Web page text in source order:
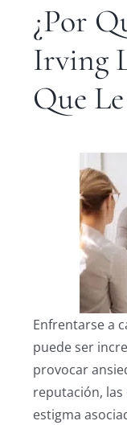
¿Por
Irving
Que
Enfrentarse a
puede ser
provocar
reputación, las
estigma